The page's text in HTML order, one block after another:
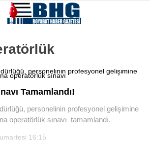
Tamamlandı!
personelinin profesyonel gelişimine
operatörlük sınavı tamamlandı.
16:15